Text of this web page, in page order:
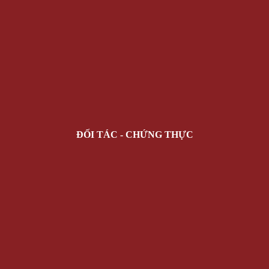
ĐỐI TÁC - CHỨNG THỰC